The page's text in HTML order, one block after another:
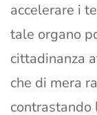
accelerare i
tale organo
cittadinanza
che di mera
contrastando